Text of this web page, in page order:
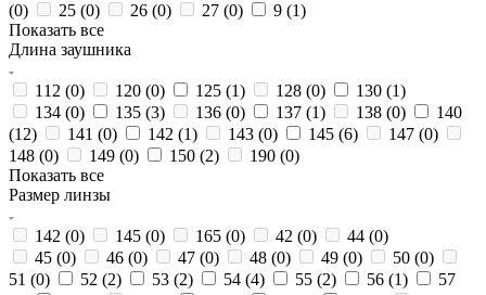
(0) 25 (0) 26 (0) 27 (0) 9 (1)
Показать все
Длина заушника
112 (0) 120 (0) 125 (1) 128 (0) 130 (1)
134 (0) 135 (3) 136 (0) 137 (1) 138 (0)
140
(12) 141 (0) 142 (1) 143 (0) 145 (6) 147 (0)
148 (0) 149 (0) 150 (2) 190 (0)
Показать все
Размер линзы
142 (0) 145 (0) 165 (0) 42 (0) 44 (0)
45 (0) 46 (0) 47 (0) 48 (0) 49 (0) 50 (0)
51 (0) 52 (2) 53 (2) 54 (4) 55 (2) 56 (1)
57